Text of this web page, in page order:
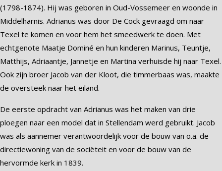
(1798-1874). Hij was geboren in Oud-Vossemeer en woonde in
Middelharnis. Adrianus was door De Cock gevraagd om naar
Texel te komen en voor hem het smeedwerk te doen. Met
echtgenote Maatje Dominé en hun kinderen Marinus, Teuntje,
Matthijs, Adriaantje, Jannetje en Martina verhuisde hij naar Texel.
Ook zijn broer Jacob van der Kloot, die timmerbaas was, maakte
de oversteek naar het eiland.
De eerste opdracht van Adrianus was het maken van drie
ploegen naar een model dat in Stellendam werd gebruikt. Jacob
was als aannemer verantwoordelijk voor de bouw van o.a. de
directiewoning van de sociëteit en voor de bouw van de
hervormde kerk in 1839.